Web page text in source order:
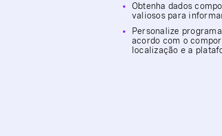
Obtenha dados
valiosos para
Personalize
acordo com o
localização e a